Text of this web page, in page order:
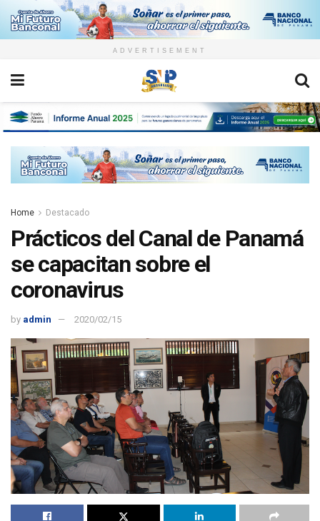
ADVERTISEMENT
Home Destacado
Prácticos del Canal de Panamá
se capacitan sobre el
coronavirus
by admin 2020/02/15